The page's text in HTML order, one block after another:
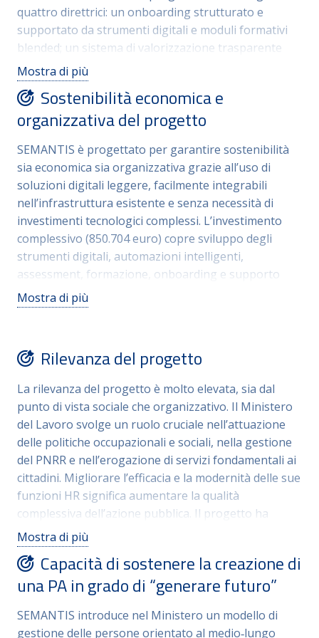
priorità e maturità organizzativa. La coerenza con
PIAO, Piano dei fabbisogni e linee guida AGID facilita
il riuso, la standardizzazione e la trasferibilità.
quattro direttrici: un onboarding strutturato e
supportato da strumenti digitali e moduli formativi
blended; un sistema di valorizzazione trasparente
basato su competenze, professionalità e dati;
l’introduzione di automazioni intelligenti (RPA,
document intelligence e AI generativa) per ridurre
attività ripetitive e migliorare la qualità dei processi;
continuo e analisi delle esigenze di benessere.
L’approccio combina metodologie di co‑design,
assessment digitali, dashboard data‑driven e
tecnologie AI-powered, creando un percorso
innovativo, scalabile e orientato all’impatto reale
sull’esperienza lavorativa.
Mostra di più
Sostenibilità economica e
organizzativa del progetto
SEMANTIS è progettato per garantire sostenibilità
sia economica sia organizzativa grazie all’uso di
soluzioni digitali leggere, facilmente integrabili
nell’infrastruttura esistente e senza necessità di
investimenti tecnologici complessi. L’investimento
complessivo (850.704 euro) copre sviluppo degli
strumenti digitali, automazioni intelligenti,
assessment, formazione, onboarding e supporto
metodologico, con un ritorno atteso in efficienza
grazie alla riduzione dei tempi di inserimento, alla
della qualità dei dati. La roadmap è graduale e
realistica: prevede fasi di analisi, progettazione,
implementazione e monitoraggio distribuite su 24
mesi, consentendo un’adozione progressiva e la
piena integrazione nelle pratiche delle Direzioni
Generali. Il modello è scalabile, replicabile e
sostenibile nel lungo periodo, grazie al
trasferimento di competenze interne e alla
governance unitaria tra personale e innovazione.
Mostra di più
Rilevanza del progetto
La rilevanza del progetto è molto elevata, sia dal
punto di vista sociale che organizzativo. Il Ministero
del Lavoro svolge un ruolo cruciale nell’attuazione
delle politiche occupazionali e sociali, nella gestione
del PNRR e nell’erogazione di servizi fondamentali ai
cittadini. Migliorare l’efficacia e la modernità delle sue
funzioni HR significa aumentare la qualità
complessiva dell’azione pubblica. Il progetto ha
inoltre un impatto diretto sui dipendenti, con
percorsi di inserimento più efficaci, maggiori
opportunità di crescita interna, un sistema di
valorizzazione più trasparente, strumenti di welfare
organizzativo. Infine, il progetto SEMANTIS ha un
Mostra di più
Capacità di sostenere la creazione di
una PA in grado di “generare futuro”
SEMANTIS introduce nel Ministero un modello di
gestione delle persone orientato al medio‑lungo